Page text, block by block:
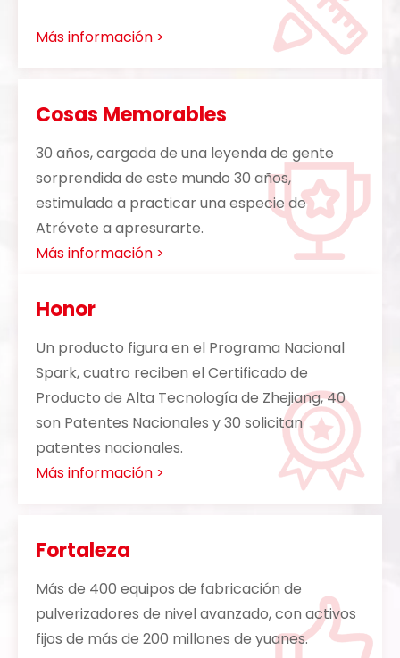
Más información >
Cosas Memorables
30 años, cargada de una leyenda de gente
sorprendida de este mundo 30 años,
estimulada a practicar una especie de
Atrévete a apresurarte.
Más información >
Honor
Un producto figura en el Programa Nacional
Spark, cuatro reciben el Certificado de
Producto de Alta Tecnología de Zhejiang, 40
son Patentes Nacionales y 30 solicitan
patentes nacionales.
Más información >
Fortaleza
Más de 400 equipos de fabricación de
pulverizadores de nivel avanzado, con activos
fijos de más de 200 millones de yuanes.